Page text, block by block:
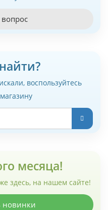
воспользуйтесь
месяца!
здесь, на нашем сайте!
новинки